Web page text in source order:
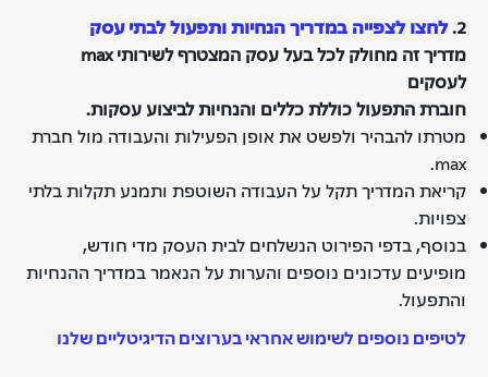
2. לחצו לצפייה במדריך הנחיות ותפעול לבתי עסק
מדריך זה מחולק לכל בעל עסק המצטרף לשירותי max
לעסקים
חוברת התפעול כוללת כללים והנחיות לביצוע עסקות.
מטרתו להבהיר ולפשט את אופן הפעילות והעבודה מול חברת
max.
קריאת המדריך תקל על העבודה השוטפת ותמנע תקלות בלתי
צפויות.
בנוסף, בדפי הפירוט הנשלחים לבית העסק מדי חודש,
מופיעים עדכונים נוספים והערות על הנאמר במדריך ההנחיות
והתפעול.
לטיפים נוספים לשימוש אחראי בערוצים הדיגיטליים שלנו